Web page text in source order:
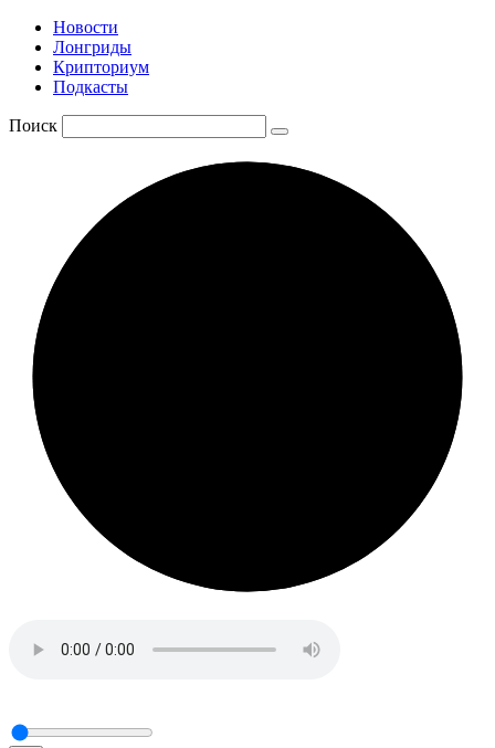
Новости
Лонгриды
Крипториум
Подкасты
Поиск